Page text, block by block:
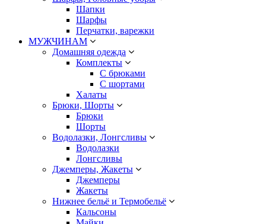
Шапки
Шарфы
Перчатки, варежки
МУЖЧИНАМ
Домашняя одежда
Комплекты
С брюками
С шортами
Халаты
Брюки, Шорты
Брюки
Шорты
Водолазки, Лонгсливы
Водолазки
Лонгсливы
Джемперы, Жакеты
Джемперы
Жакеты
Нижнее бельё и Термобельё
Кальсоны